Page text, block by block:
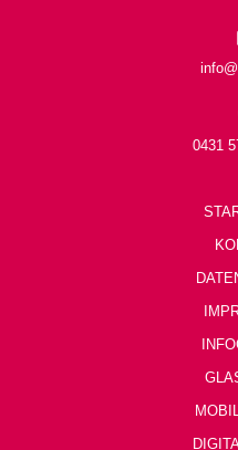
0431